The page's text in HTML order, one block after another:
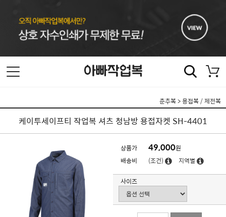
춘추복>용접복 / 제전복
케이투세이프티 작업복 셔츠 청남방 용접자켓 SH-4401
상품가 49,000원
배송비
(조건) 지역별
사이즈